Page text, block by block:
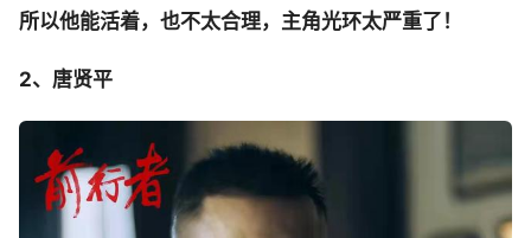
所以他能活着，也不太合理，主角光环太严重了！
2、唐贤平